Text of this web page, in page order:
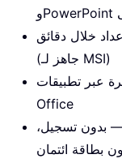
خلال دقائق
(جاهز لـ MSI)
عبر تطبيقات
Office
بدون تسجيل،
بطاقة ائتمان